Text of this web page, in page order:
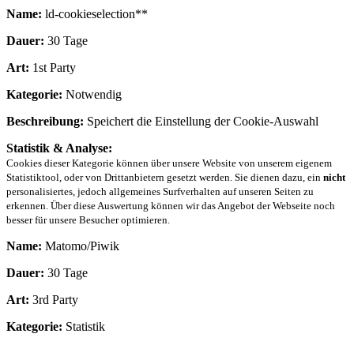
Name: ld-cookieselection**
Dauer: 30 Tage
Art: 1st Party
Kategorie: Notwendig
Beschreibung: Speichert die Einstellung der Cookie-Auswahl
Statistik & Analyse:
Cookies dieser Kategorie können über unsere Website von unserem eigenem
Statistiktool, oder von Drittanbietern gesetzt werden. Sie dienen dazu, ein nicht
personalisiertes, jedoch allgemeines Surfverhalten auf unseren Seiten zu
erkennen. Über diese Auswertung können wir das Angebot der Webseite noch
besser für unsere Besucher optimieren.
Name: Matomo/Piwik
Dauer: 30 Tage
Art: 3rd Party
Kategorie: Statistik